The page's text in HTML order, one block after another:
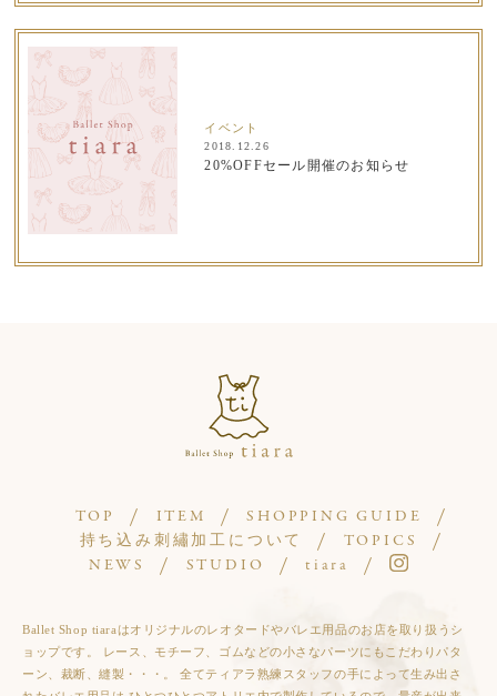
イベント
2018.12.26
20%OFFセール開催のお知らせ
TOP ITEM
SHOPPING GUIDE
持ち込み刺繡加工について
TOPICS
NEWS
STUDIO tiara
Ballet Shop tiaraはオリジナルのレオタードやバレエ用品のお店を取り扱うシ
ョップです。 レース、モチーフ、ゴムなどの小さなパーツにもこだわりパタ
ーン、裁断、縫製・・・。 全てティアラ熟練スタッフの手によって生み出さ